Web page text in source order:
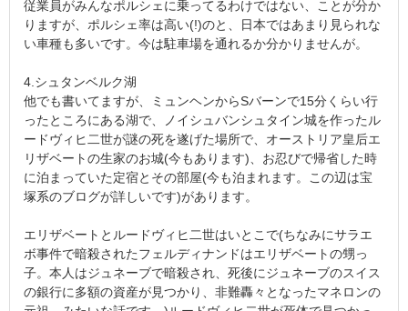
従業員がみんなポルシェに乗ってるわけではない、ことが分か
りますが、ポルシェ率は高い(!)のと、日本ではあまり見られな
い車種も多いです。今は駐車場を通れるか分かりませんが。
4.シュタンベルク湖
他でも書いてますが、ミュンヘンからSバーンで15分くらい行
ったところにある湖で、ノイシュバンシュタイン城を作ったル
ードヴィヒ二世が謎の死を遂げた場所で、オーストリア皇后エ
リザベートの生家のお城(今もあります)、お忍びで帰省した時
に泊まっていた定宿とその部屋(今も泊まれます。この辺は宝
塚系のブログが詳しいです)があります。
エリザベートとルードヴィヒ二世はいとこで(ちなみにサラエ
ボ事件で暗殺されたフェルディナンドはエリザベートの甥っ
子。本人はジュネーブで暗殺され、死後にジュネーブのスイス
の銀行に多額の資産が見つかり、非難轟々となったマネロンの